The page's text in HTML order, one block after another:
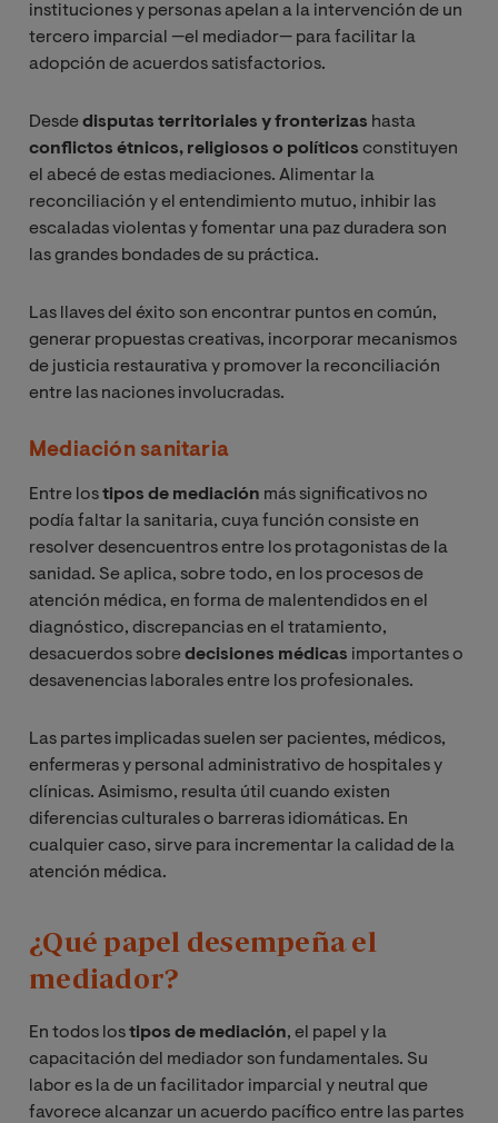
instituciones y personas apelan a la intervención de un
tercero imparcial —el mediador— para facilitar la
adopción de acuerdos satisfactorios.
Desdedisputas territoriales y fronterizas hasta
conflictos étnicos, religiosos o políticos constituyen
el abecé de estas mediaciones. Alimentar la
reconciliación y el entendimiento mutuo, inhibir las
escaladas violentas y fomentar una paz duradera son
las grandes bondades de su práctica.
Las llaves del éxito son encontrar puntos en común,
generar propuestas creativas, incorporar mecanismos
de justicia restaurativa y promover la reconciliación
entre las naciones involucradas.
Mediación sanitaria
Entre lostipos de mediación más significativos no
podía faltar la sanitaria, cuya función consiste en
resolver desencuentros entre los protagonistas de la
sanidad. Se aplica, sobre todo, en los procesos de
atención médica, en forma de malentendidos en el
diagnóstico, discrepancias en el tratamiento,
desacuerdos sobredecisiones médicas importantes o
desavenencias laborales entre los profesionales.
Las partes implicadas suelen ser pacientes, médicos,
enfermeras y personal administrativo de hospitales y
clínicas. Asimismo, resulta útil cuando existen
diferencias culturales o barreras idiomáticas. En
cualquier caso, sirve para incrementar la calidad de la
atención médica.
¿Qué papel desempeña el
mediador?
En todos lostipos de mediación, el papel y la
capacitación del mediador son fundamentales. Su
labor es la de un facilitador imparcial y neutral que
favorece alcanzar un acuerdo pacífico entre las partes